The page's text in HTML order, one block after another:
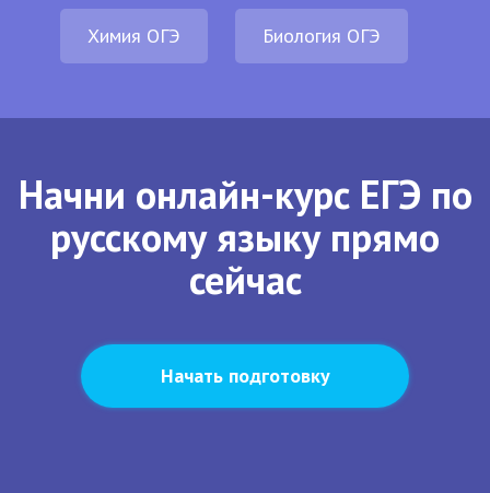
Химия ОГЭ Биология ОГЭ
Начни онлайн-курс ЕГЭ по
русскому языку прямо
сейчас
Начать подготовку